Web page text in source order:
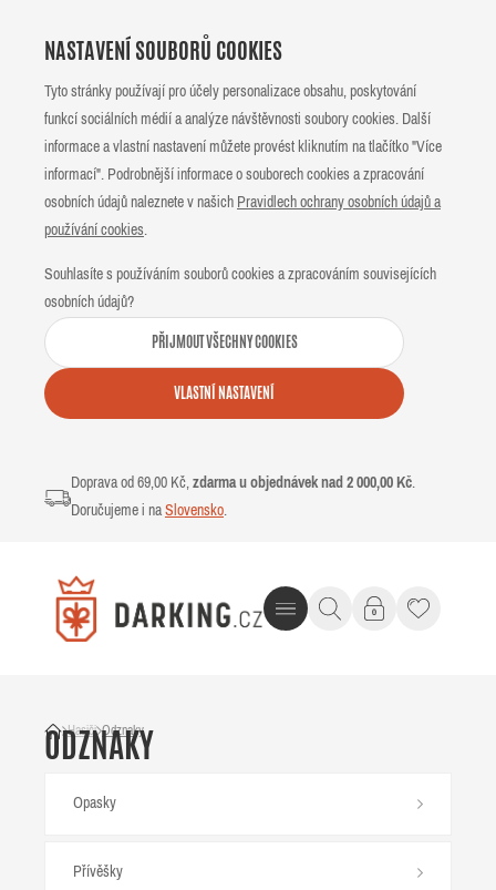
NASTAVENÍ SOUBORŮ COOKIES
Tyto stránky používají pro účely personalizace obsahu, poskytování
funkcí sociálních médií a analýze návštěvnosti soubory cookies. Další
informace a vlastní nastavení můžete provést kliknutím na tlačítko "Více
informací". Podrobnější informace o souborech cookies a zpracování
osobních údajů naleznete v našich Pravidlech ochrany osobních údajů a
používání cookies.
Souhlasíte s používáním souborů cookies a zpracováním souvisejících
osobních údajů?
PŘIJMOUT VŠECHNY COOKIES
VLASTNÍ NASTAVENÍ
Doprava od 69,00 Kč,zdarma u objednávek nad 2 000,00 Kč.
Doručujeme i naSlovensko.
Hasiči Odznaky
ODZNAKY
Opasky
Přívěšky